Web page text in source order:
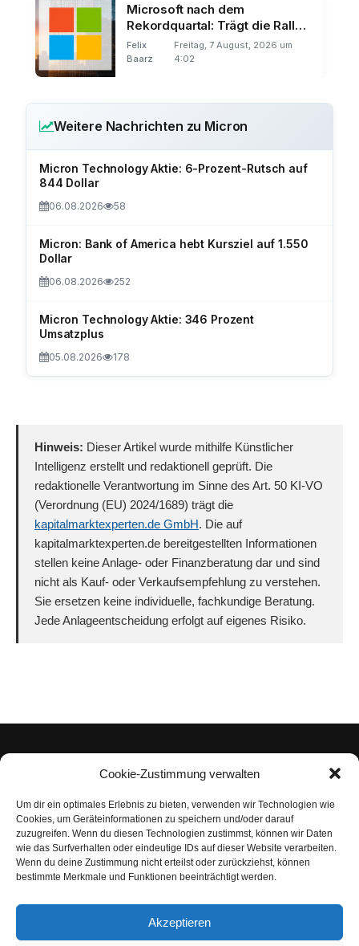
Cookie-Zustimmung verwalten
Um dir ein optimales Erlebnis zu bieten, verwenden wir Technologien wie
Cookies, um Geräteinformationen zu speichern und/oder darauf
zuzugreifen. Wenn du diesen Technologien zustimmst, können wir Daten
wie das Surfverhalten oder eindeutige IDs auf dieser Website verarbeiten.
Wenn du deine Zustimmung nicht erteilst oder zurückziehst, können
bestimmte Merkmale und Funktionen beeinträchtigt werden.
Akzeptieren
Microsoft nach dem
Rekordquartal: Trägt die Rally
über den 11. August hinaus?
Felix
Baarz
Freitag, 7 August, 2026 um
4:02
Weitere Nachrichten zu Micron
Micron Technology Aktie: 6-Prozent-Rutsch auf
844 Dollar
06.08.2026 58
Micron: Bank of America hebt Kursziel auf 1.550
Dollar
06.08.2026 252
Micron Technology Aktie: 346 Prozent
Umsatzplus
05.08.2026 178
Hinweis: Dieser Artikel wurde mithilfe Künstlicher
Intelligenz erstellt und redaktionell geprüft. Die
redaktionelle Verantwortung im Sinne des Art. 50 KI-VO
(Verordnung (EU) 2024/1689) trägt die
kapitalmarktexperten.de GmbH. Die auf
kapitalmarktexperten.de bereitgestellten Informationen
stellen keine Anlage- oder Finanzberatung dar und sind
nicht als Kauf- oder Verkaufsempfehlung zu verstehen.
Sie ersetzen keine individuelle, fachkundige Beratung.
Jede Anlageentscheidung erfolgt auf eigenes Risiko.
Impressum
Datenschutzerklärung
Nutzungsbedingungen | Haftungsausschluss
AGB